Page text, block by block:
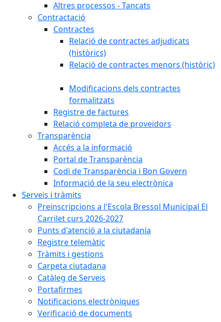
Altres processos - Tancats
Contractació
Contractes
Relació de contractes adjudicats
(històrics)
Relació de contractes menors (històric)
Modificacions dels contractes
formalitzats
Registre de factures
Relació completa de proveïdors
Transparència
Accés a la informació
Portal de Transparència
Codi de Transparència i Bon Govern
Informació de la seu electrònica
Serveis i tràmits
Preinscripcions a l'Escola Bressol Municipal El
Carrilet curs 2026-2027
Punts d'atenció a la ciutadania
Registre telemàtic
Tràmits i gestions
Carpeta ciutadana
Catàleg de Serveis
Portafirmes
Notificacions electròniques
Verificació de documents